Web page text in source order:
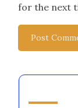
for the next